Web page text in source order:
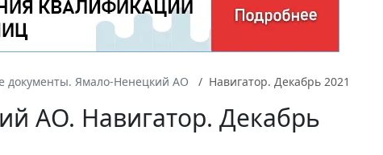
документы. Ямало-Ненецкий АО Навигатор. Декабрь 2021
АО. Навигатор. Декабрь